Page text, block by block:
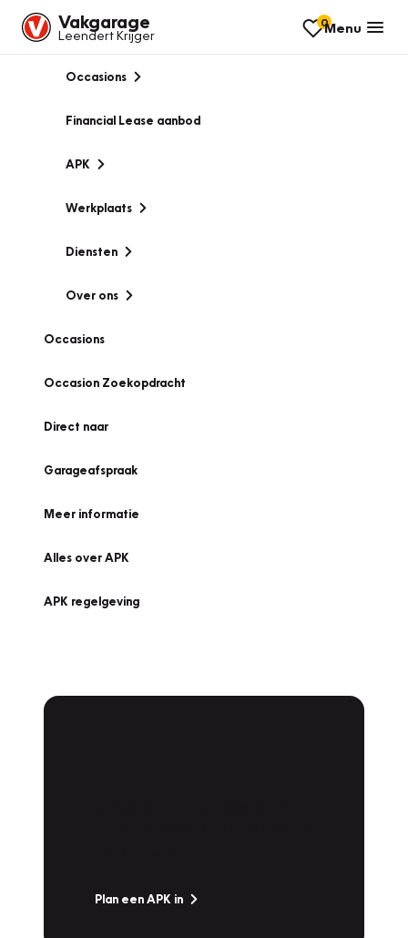
Vakgarage
Leendert Krijger
0Menu
Occasions
Financial Lease aanbod
APK
Werkplaats
Diensten
Over ons
Occasions
Occasion Zoekopdracht
Direct naar
Garageafspraak
Meer informatie
Alles over APK
APK regelgeving
Plan een APK in